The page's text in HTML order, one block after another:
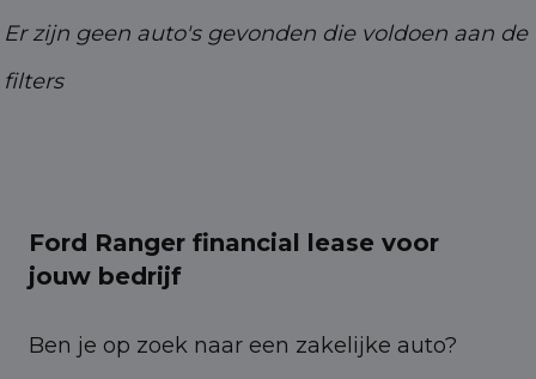
31649151178
Er zijn geen auto's gevonden die voldoen aan de
filters
Ford Ranger financial lease voor
jouw bedrijf
Ben je op zoek naar een zakelijke auto?